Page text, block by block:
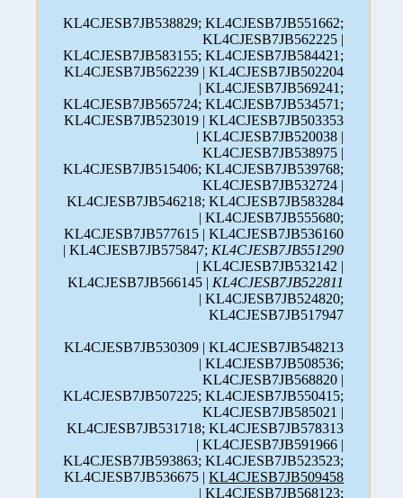
KL4CJESB7JB538829; KL4CJESB7JB551662;
KL4CJESB7JB562225 |
KL4CJESB7JB583155; KL4CJESB7JB584421;
KL4CJESB7JB562239 | KL4CJESB7JB502204
| KL4CJESB7JB569241;
KL4CJESB7JB565724; KL4CJESB7JB534571;
KL4CJESB7JB523019 | KL4CJESB7JB503353
| KL4CJESB7JB520038 |
KL4CJESB7JB538975 |
KL4CJESB7JB515406; KL4CJESB7JB539768;
KL4CJESB7JB532724 |
KL4CJESB7JB546218; KL4CJESB7JB583284
| KL4CJESB7JB555680;
KL4CJESB7JB577615 | KL4CJESB7JB536160
| KL4CJESB7JB575847; KL4CJESB7JB551290
| KL4CJESB7JB532142 |
KL4CJESB7JB566145 | KL4CJESB7JB522811
| KL4CJESB7JB524820;
KL4CJESB7JB517947
KL4CJESB7JB530309 | KL4CJESB7JB548213
| KL4CJESB7JB508536;
KL4CJESB7JB568820 |
KL4CJESB7JB507225; KL4CJESB7JB550415;
KL4CJESB7JB585021 |
KL4CJESB7JB531718; KL4CJESB7JB578313
| KL4CJESB7JB591966 |
KL4CJESB7JB593863; KL4CJESB7JB523523;
KL4CJESB7JB536675 |KL4CJESB7JB509458
| KL4CJESB7JB568123;